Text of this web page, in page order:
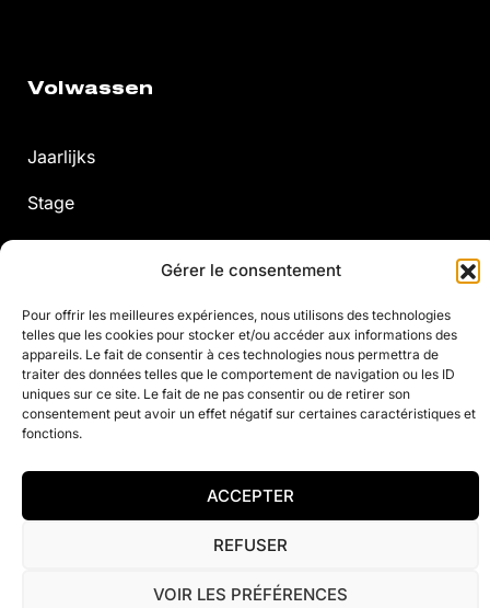
Gérer le consentement
Pour offrir les meilleures expériences, nous utilisons des technologies
telles que les cookies pour stocker et/ou accéder aux informations des
appareils. Le fait de consentir à ces technologies nous permettra de
traiter des données telles que le comportement de navigation ou les ID
uniques sur ce site. Le fait de ne pas consentir ou de retirer son
consentement peut avoir un effet négatif sur certaines caractéristiques et
fonctions.
ACCEPTER
REFUSER
VOIR LES PRÉFÉRENCES
Volwassen
Jaarlijks
Stage
© 2021 Justine Henin Academy
Privacybeleid
Contact